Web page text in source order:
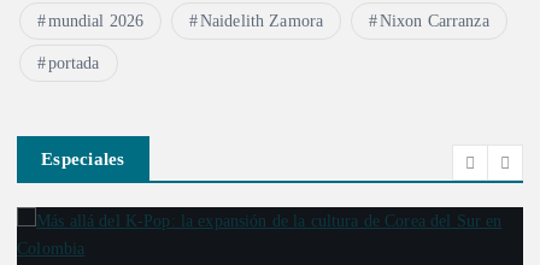
mundial 2026 Naidelith Zamora Nixon Carranza
portada
Especiales